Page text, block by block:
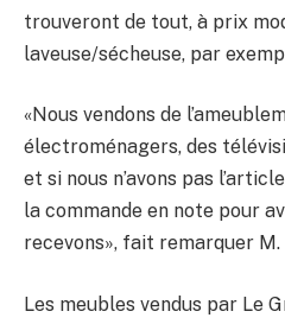
trouveront de tout, à prix
laveuse/sécheuse, par
«Nous vendons de
électroménagers, des
et si nous n’avons pas
la commande en note pour
recevons», fait remarquer M.
Les meubles vendus par Le